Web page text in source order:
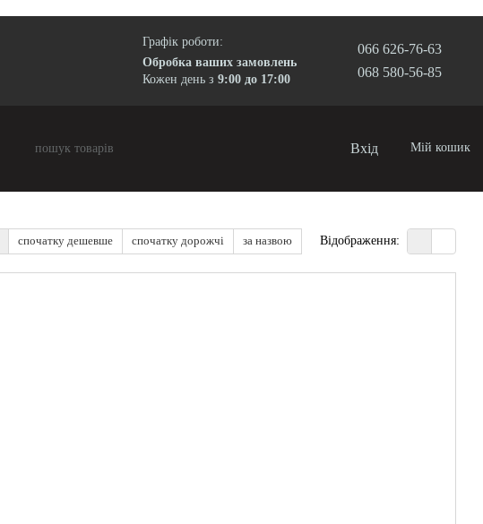
Графік роботи:
Обробка ваших замовлень
Кожен день з 9:00 до 17:00
066 626-76-63
068 580-56-85
Вхід Мій кошик
спочатку дешевше спочатку дорожчі за назвою Відображення: